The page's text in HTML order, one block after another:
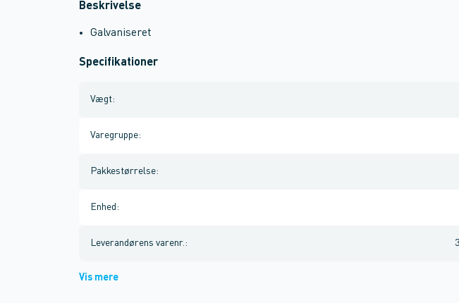
Beskrivelse
Galvaniseret
Specifikationer
Vægt:
Varegruppe:
Pakkestørrelse:
Enhed :
Leverandørens varenr. :
Vis mere